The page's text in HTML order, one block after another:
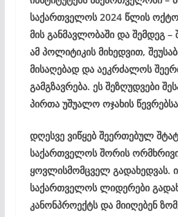
საქართველოს 2024 წლის
მის განმავლობაში და შემდეგ
ამ პოლიტიკის მიხედვით,
მისაღებად და აეკრძალოს
გამგზავრება. ეს შეზღუდვები
პირთა უშუალო ოჯახის
დღესვე ვიწყებ შეერთებულ
საქართველოს შორის
ყოვლისმომცველ გადახედვას.
საქართველოს ლიდერები
კანონპროექტს და მიიღებენ